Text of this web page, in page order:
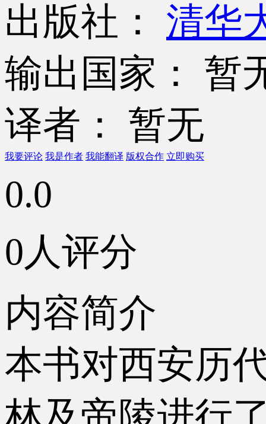
出版社： 清华
输出国家： 暂
译者： 暂无
我要评论 我是作者 我能翻译 版权合作 立即购买
0.0
0人评分
内容简介
本书对西安历